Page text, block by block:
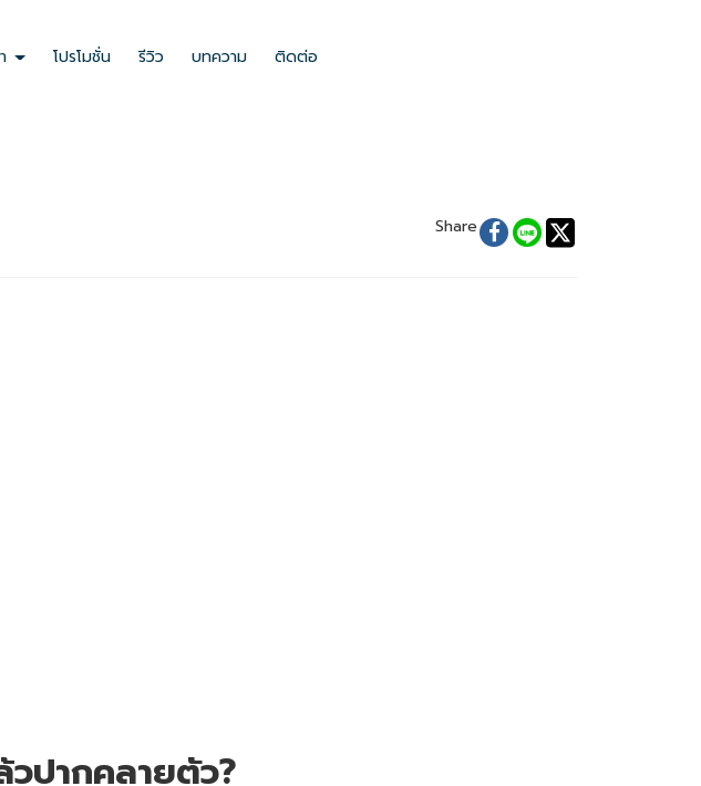
โปรโมชั่น รีวิว บทความ ติดต่อ
ละเอียดของสินค้านั้นๆลงในช่องนี้ และยังสามารถปรับปรุงแก้ไขรูปแบบ ขนาด สี ตัวหนาตัวบางของตัว
Share
ปากคลายตัว?